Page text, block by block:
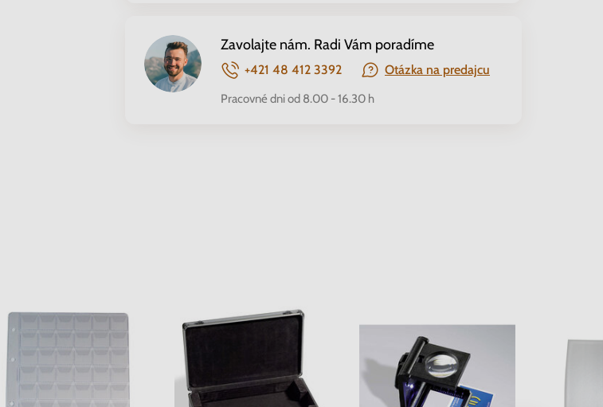
Zavolajte nám. Radi Vám poradíme
+421 48 412 3392 Otázka na predajcu
Pracovné dni od 8.00 - 16.30 h